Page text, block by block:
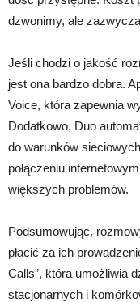
dzwonimy, ale
Jeśli chodzi o jakość
jest ona bardzo dobra.
Voice, która zapewnia
Dodatkowo, Duo
do warunków
połączeniu
większych problemów.
Podsumowując,
płacić za ich
Calls”, która umożliwia
stacjonarnych i